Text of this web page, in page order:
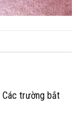
Các trường bắt